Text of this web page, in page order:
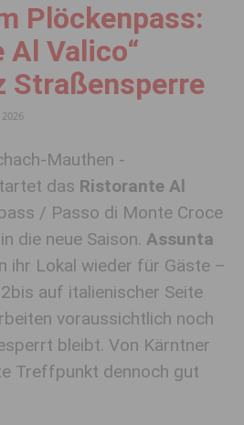
Plöckenpass:
Al Valico“
Mauthen -
das Ristorante Al
/ Passo di Monte Croce
die neue Saison. Assunta
ihr Lokal wieder für Gäste –
auf italienischer Seite
voraussichtlich noch
bleibt. Von Kärntner
Treffpunkt dennoch gut